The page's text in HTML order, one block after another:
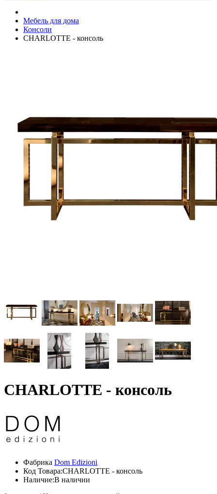
Мебель для дома
Консоли
CHARLOTTE - консоль
CHARLOTTE - консоль
Фабрика Dom Edizioni
Код Товара:CHARLOTTE - консоль
Наличие:В наличии